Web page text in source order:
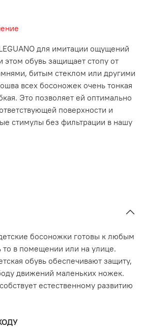
для имитации ощущений
обувь защищает стопу от
битым стеклом или другими
всех босоножек очень тонкая
Это позволяет ей оптимально
поверхности и
стимулы без фильтрации в нашу
босоножки готовы к любым
в помещении или на улице.
обувь обеспечивают защиту,
движений маленьких ножек.
естественному развитию